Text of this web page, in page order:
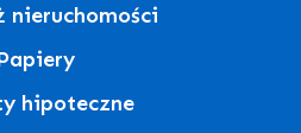
nieruchomości
hipoteczne